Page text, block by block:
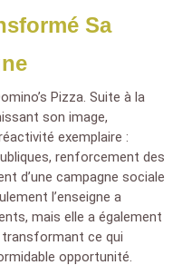
Sa
Pizza. Suite à la
son image,
exemplaire :
renforcement des
d’une campagne sociale
l’enseigne a
mais elle a également
transformant ce qui
opportunité.